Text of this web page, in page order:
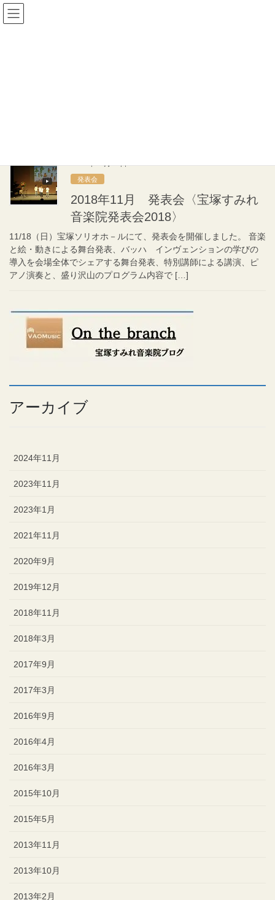
コ
ン
ナ
ビ
発表会
2018年11月 発表会〈宝塚すみれ
音楽院発表会2018〉
11/18（日）宝塚ソリオホ－ルにて、発表会を開催しました。 音楽
と絵・動きによる舞台発表、バッハ インヴェンションの学びの
導入を会場全体でシェアする舞台発表、特別講師による講演、ピ
アノ演奏と、盛り沢山のプログラム内容で […]
アーカイブ
2024年11月
2023年11月
2023年1月
2021年11月
2020年9月
2019年12月
2018年11月
2018年3月
2017年9月
2017年3月
2016年9月
2016年4月
2016年3月
2015年10月
2015年5月
2013年11月
2013年10月
2013年2月